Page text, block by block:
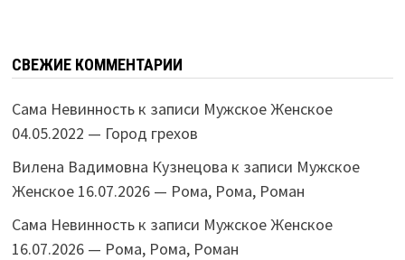
СВЕЖИЕ КОММЕНТАРИИ
Сама Невинностьк записи Мужское Женское
04.05.2022 — Город грехов
Вилена Вадимовна Кузнецова к записи Мужское
Женское 16.07.2026 — Рома, Рома, Роман
Сама Невинностьк записи Мужское Женское
16.07.2026 — Рома, Рома, Роман